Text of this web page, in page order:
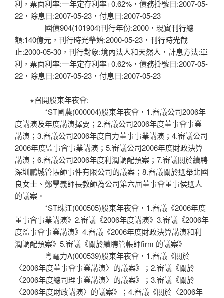
利，票面利率:一年定存利率+0.62%，債務掛號日:2007-05-
22，除息日:2007-05-23，付息日:2007-05-23
國債904(101904)刊行年份:2000，現實刊行總
額:140億元，刊行時光肇始:2000-05-23，刊行時光截
止:2000-05-30，刊行對象:境內法人和天然人，計息方法:單
利，票面利率:一年定存利率+0.62%，債務掛號日:2007-05-
22，除息日:2007-05-23，付息日:2007-05-23
※召開股東年夜會:
*ST國農(000004)股東年夜會，1.審議公司2006年
度講演及年度講演擇要；2.審議公司2006年度董事會事業
講演；3.審議公司2006年度自力董事事業講演；4.審議公司
2006年度監事會事業講演；5.審議公司2006年度財政決算
講演；6.審議公司2006年度利潤調配預案；7.審議關於續聘
深圳鵬城管帳師事件有限公司的議案；8.審議關於選舉北國
良女士、鄭學義師長教師為公司第六屆董事會董事侯選人
的議案。
*ST珠江(000505)股東年夜會，1.審議《2006年度
董事會事業講演》2.審議《2006年度講演》3.審議《2006年
度監事會事業講演》4.審議《2006年度財政決算講演和利
潤調配預案》5.審議《關於續聘管帳師firm 的議案》
粵電力A(000539)股東年夜會，1.審議《關於
〈2006年度董事會事業講演〉的議案》；2.審議《關於
〈2006年度總司理事業講演〉的議案》；3.審議《關於
〈2006年度財政講演〉的議案》；4.審議《關於〈2006年